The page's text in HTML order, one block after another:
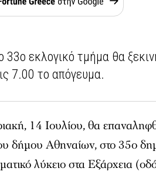
εκλογικό τμήμα θα
7.00 το απόγευμα.
14 Ιουλίου, θα
δήμου Αθηναίων, στο 35ο
λύκειο στα Εξάρχεια